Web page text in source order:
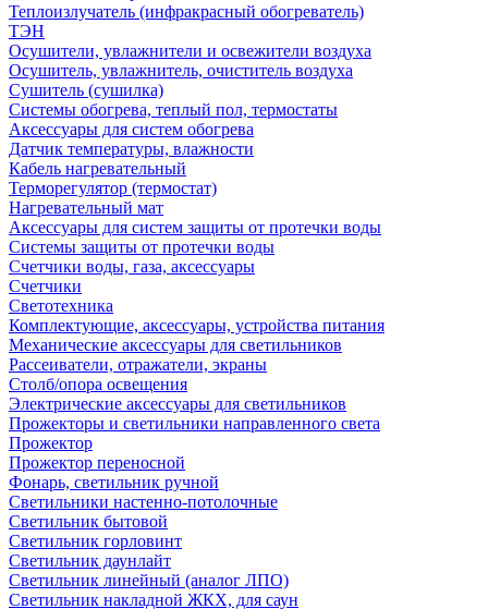
Теплоизлучатель (инфракрасный обогреватель)
ТЭН
Осушители, увлажнители и освежители воздуха
Осушитель, увлажнитель, очиститель воздуха
Сушитель (сушилка)
Системы обогрева, теплый пол, термостаты
Аксессуары для систем обогрева
Датчик температуры, влажности
Кабель нагревательный
Терморегулятор (термостат)
Нагревательный мат
Аксессуары для систем защиты от протечки воды
Системы защиты от протечки воды
Счетчики воды, газа, аксессуары
Счетчики
Светотехника
Комплектующие, аксессуары, устройства питания
Механические аксессуары для светильников
Рассеиватели, отражатели, экраны
Столб/опора освещения
Электрические аксессуары для светильников
Прожекторы и светильники направленного света
Прожектор
Прожектор переносной
Фонарь, светильник ручной
Светильники настенно-потолочные
Светильник бытовой
Светильник горловинт
Светильник даунлайт
Светильник линейный (аналог ЛПО)
Светильник накладной ЖКХ, для саун